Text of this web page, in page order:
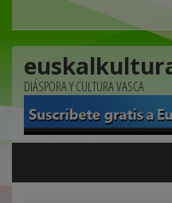
DIÁSPORA Y CULTURA VASCA